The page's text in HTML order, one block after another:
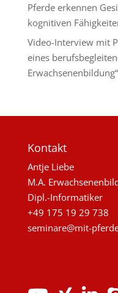
Pferde erkennen
kognitiven
Video-Interview mit
eines
Erwachsenenbildung“
Kontakt
Antje Liebe
M.A.
Dipl.-Informatiker
+49 175 19 29 738
seminare@mit-